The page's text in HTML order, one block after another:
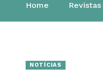
Home Revistas
NOTÍCIAS